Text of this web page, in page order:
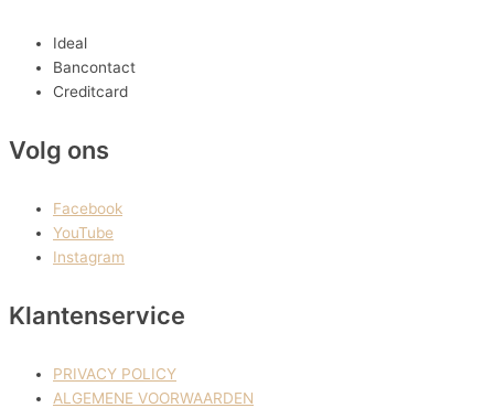
Ideal
Bancontact
Creditcard
Volg ons
Facebook
YouTube
Instagram
Klantenservice
PRIVACY POLICY
ALGEMENE VOORWAARDEN